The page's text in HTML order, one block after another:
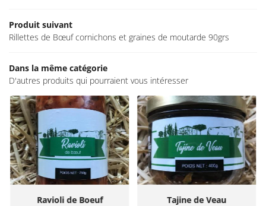
GALERIE
ACTUALITÉS
CONTACT
Rejoignez-
Restez
INSCRIPTION
Produit suivant
Rillettes de Bœuf cornichons et graines de moutarde 90grs
Dans la même catégorie
D'autres produits qui pourraient vous intéresser
Ravioli de Boeuf
Tajine de Veau